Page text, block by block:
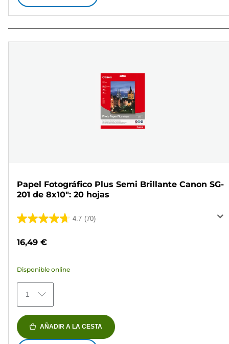
Papel Fotográfico Plus Semi Brillante Canon SG-
201 de 8x10": 20 hojas
4.7 (70)
4.7
70
reseñas
16,49 €
Disponible online
1
AÑADIR A LA CESTA